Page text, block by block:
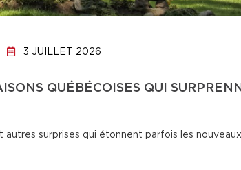
3 JUILLET 2026
QUÉBÉCOISES QUI
autres surprises qui étonnent parfois les nouveaux